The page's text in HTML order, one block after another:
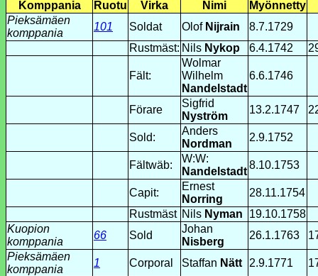
Komppania Ruotu Virka Nimi Myönnetty
Pieksämäen
komppania
101 Soldat Olof Nijrain
8.7.1729
Rustmäst: Nils Nykop 6.4.1742
Fält:
Wolmar
Wilhelm
Nandelstadt
6.6.1746
Förare
Sigfrid
Nyström
13.2.1747
Sold:
Anders
Nordman
2.9.1752
Fältwäb:
W:W:
Nandelstadt
8.10.1753
Capit:
Ernest
Norring
28.11.1754
Rustmäst Nils Nyman
19.10.1758
Kuopion
komppania
66 Sold
Johan
Nisberg
26.1.1763
Pieksämäen
komppania
1 Corporal Staffan Nätt 2.9.1771